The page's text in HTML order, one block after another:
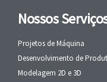
Nossos
Projetos de Máquina
Desenvolvimento de
Modelagem 2D e 3D